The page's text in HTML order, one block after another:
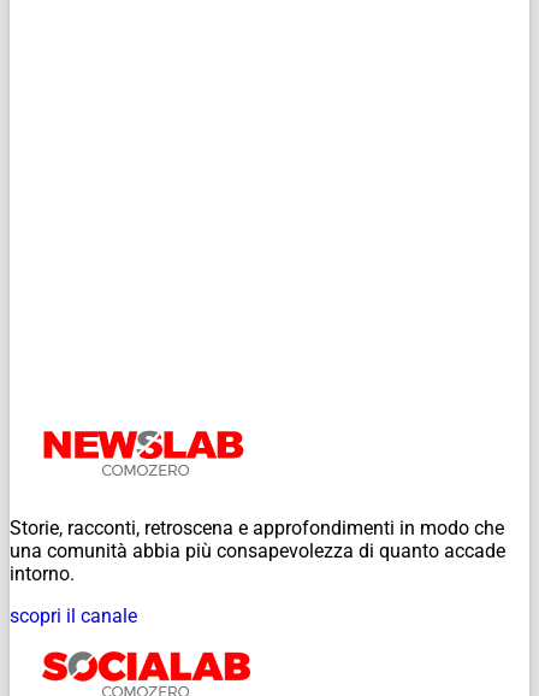
Storie, racconti, retroscena e approfondimenti in modo che
una comunità abbia più consapevolezza di quanto accade
intorno.
scopri il canale